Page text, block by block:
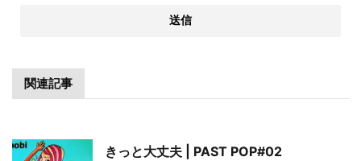
関連記事
きっと大丈夫 | PAST POP#02